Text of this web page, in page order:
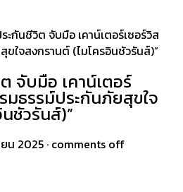
ะกันชีวิต จับมือ เคาน์เตอร์เซอร์วิส
ขใจสงกรานต์ (ไมโครอินชัวรันส์)”
จับมือ เคาน์เตอร์
มธรรม์ประกันภัยสุขใจ
ชัวรันส์)”
น 2025 · comments off